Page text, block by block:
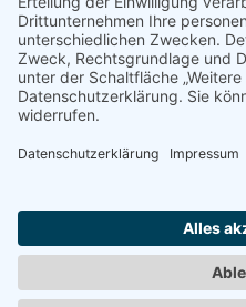
Facebook
<< Zurück zur Übersicht